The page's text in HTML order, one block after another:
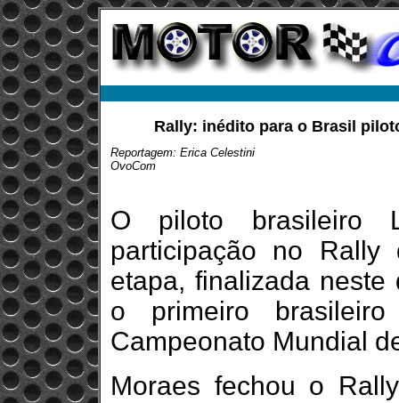
Rally: inédito para o Brasil
Reportagem: Erica Celestini
OvoCom
O piloto brasileiro
participação no
etapa, finalizada
o primeiro
Campeonato Mundial
Moraes fechou o